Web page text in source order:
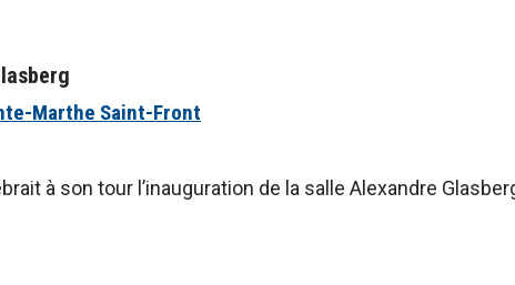
Marthe Saint-Front
à son tour l’inauguration de la salle Alexandre